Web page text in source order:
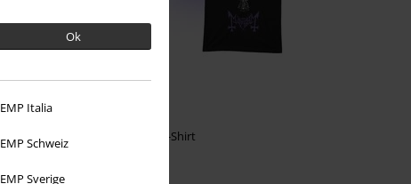
Ok
EMP Italia
EMP Schweiz
EMP Sverige
19,99 €
Temple Black T-Shirt